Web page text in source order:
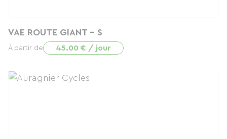
VAE ROUTE GIANT - S
À partir de 45.00 € / jour